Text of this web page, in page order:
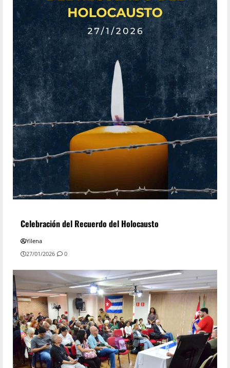
Celebración del Recuerdo del Holocausto
Yilena
27/01/2026
0